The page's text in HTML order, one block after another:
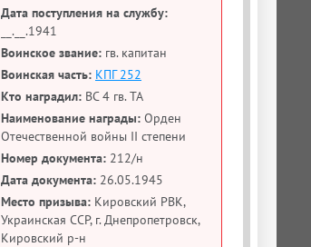
Дата поступления на службу:
__.__.1941
Воинское звание: гв. капитан
Воинская часть: КПГ 252
Кто наградил: ВС 4 гв. ТА
Наименование награды: Орден
Отечественной войны II степени
Номер документа: 212/н
Дата документа: 26.05.1945
Место призыва: Кировский РВК,
Украинская ССР, г. Днепропетровск,
Кировский р-н